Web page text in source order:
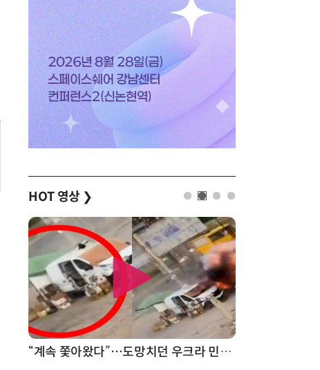
HOT 영상 ❯
“계속 쫓아왔다”…도망치던 우크라 민간인 공격한 러 자폭 드론